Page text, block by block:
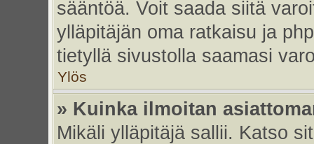
sääntöä. Voit saada siitä
ylläpitäjän oma ratkaisu ja
tietyllä sivustolla saamasi
Ylös
» Kuinka ilmoitan
Mikäli ylläpitäjä sallii. Katso